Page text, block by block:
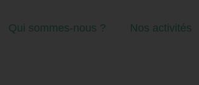
Qui sommes-nous ? Nos activités